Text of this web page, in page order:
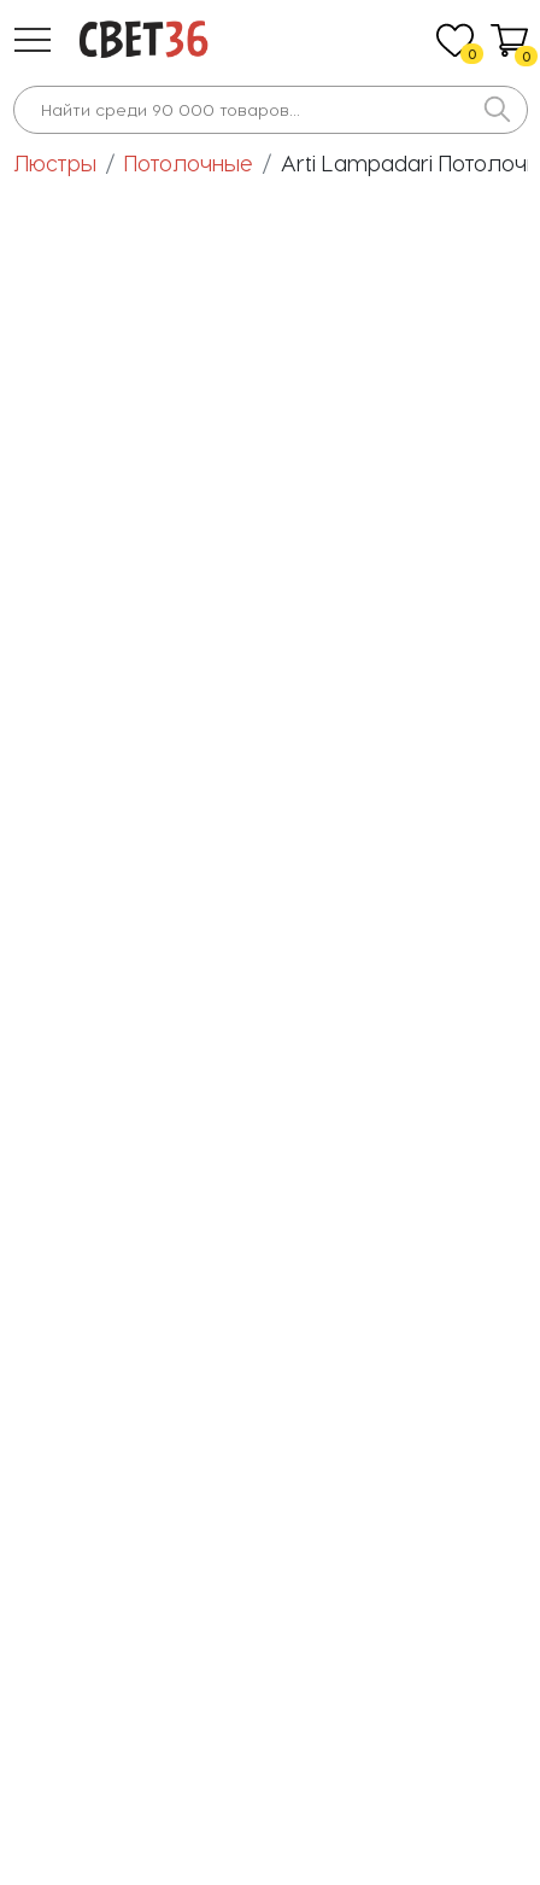
0 0
Люстры Потолочные Arti Lampadari